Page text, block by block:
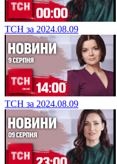
ТСН за 2024.08.09
ТСН за 2024.08.09